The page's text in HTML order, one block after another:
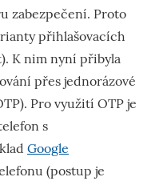
zabezpečení. Proto
přihlašovacích
K nim nyní přibyla
přes jednorázové
Pro využití OTP je
s
Google
(postup je